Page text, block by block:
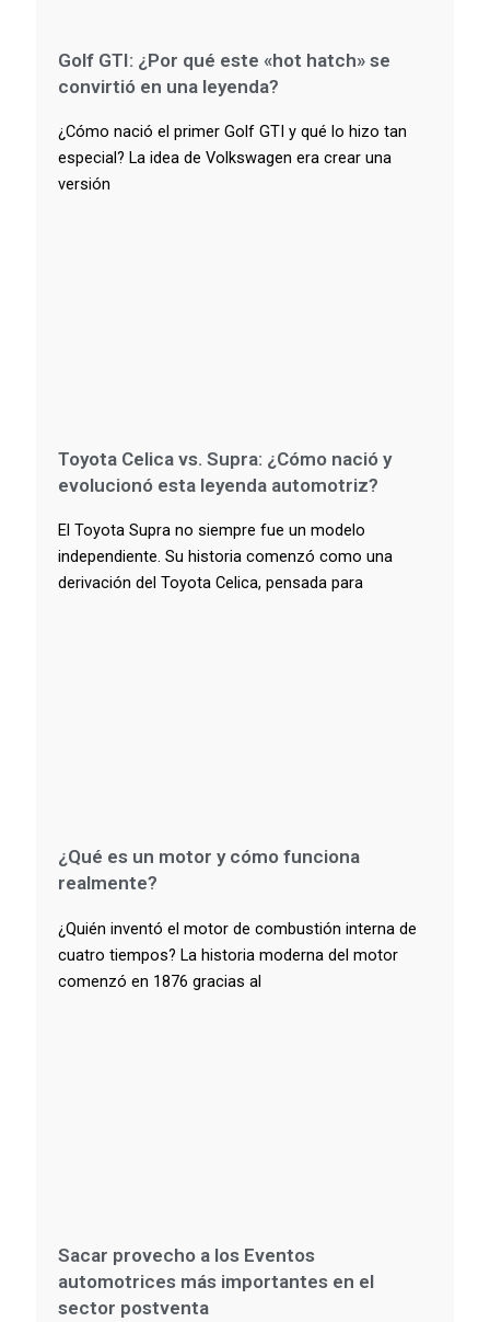
Golf GTI: ¿Por qué este «hot hatch» se
convirtió en una leyenda?
¿Cómo nació el primer Golf GTI y qué lo hizo tan
especial? La idea de Volkswagen era crear una
versión
Toyota Celica vs. Supra: ¿Cómo nació y
evolucionó esta leyenda automotriz?
El Toyota Supra no siempre fue un modelo
independiente. Su historia comenzó como una
derivación del Toyota Celica, pensada para
¿Qué es un motor y cómo funciona
realmente?
¿Quién inventó el motor de combustión interna de
cuatro tiempos? La historia moderna del motor
comenzó en 1876 gracias al
Sacar provecho a los Eventos
automotrices más importantes en el
sector postventa